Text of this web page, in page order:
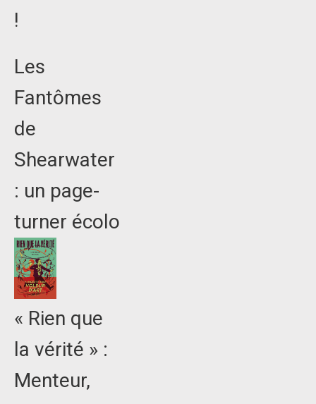
!
Les
Fantômes
de
Shearwater
: un page-
turner écolo
« Rien que
la vérité » :
Menteur,